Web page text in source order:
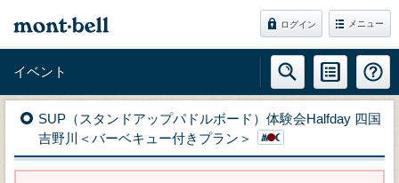
ログイン メニュー
イベント
SUP（スタンドアップパドルボード）体験会Halfday 四国
吉野川＜バーベキュー付きプラン＞